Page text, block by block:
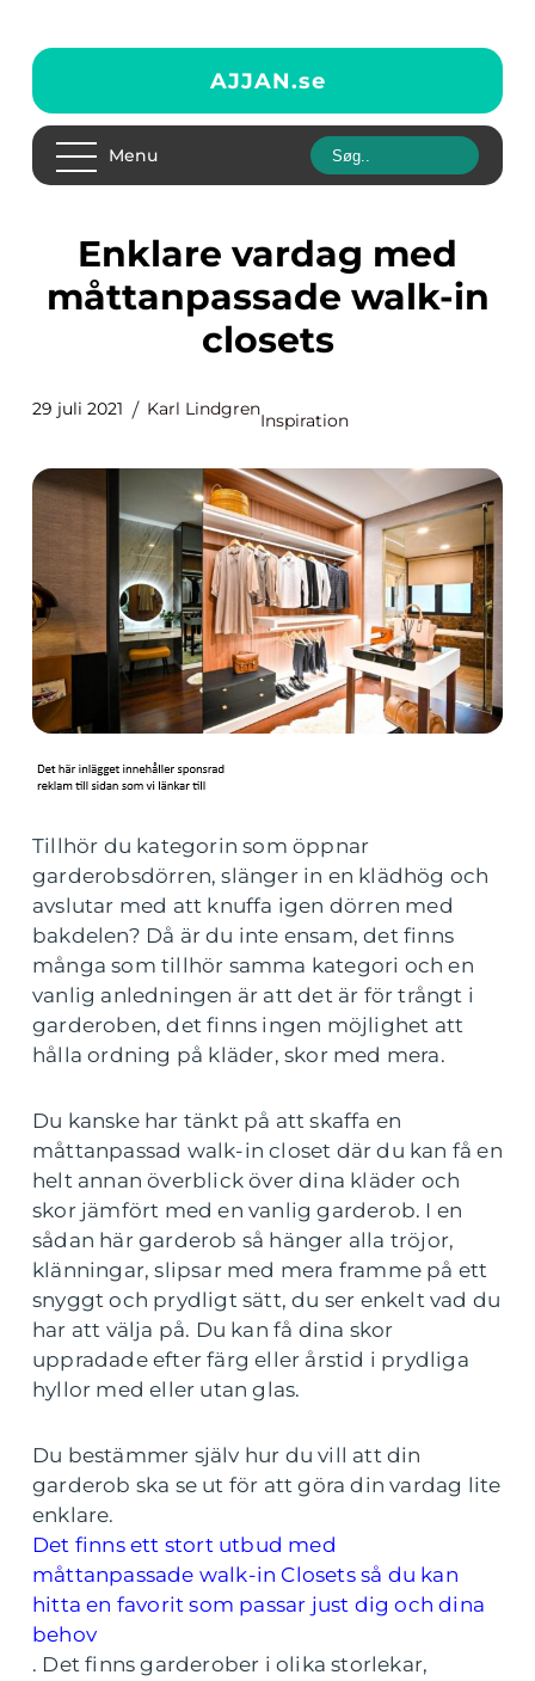
AJJAN.se
Menu
Enklare vardag med
måttanpassade walk-in
closets
29 juli 2021 Karl Lindgren
Inspiration
Tillhör du kategorin som öppnar
garderobsdörren, slänger in en klädhög och
avslutar med att knuffa igen dörren med
bakdelen? Då är du inte ensam, det finns
många som tillhör samma kategori och en
vanlig anledningen är att det är för trångt i
garderoben, det finns ingen möjlighet att
hålla ordning på kläder, skor med mera.
Du kanske har tänkt på att skaffa en
måttanpassad walk-in closet där du kan få en
helt annan överblick över dina kläder och
skor jämfört med en vanlig garderob. I en
sådan här garderob så hänger alla tröjor,
klänningar, slipsar med mera framme på ett
snyggt och prydligt sätt, du ser enkelt vad du
har att välja på. Du kan få dina skor
uppradade efter färg eller årstid i prydliga
hyllor med eller utan glas.
Du bestämmer själv hur du vill att din
garderob ska se ut för att göra din vardag lite
enklare.
Det finns ett stort utbud med
måttanpassade walk-in Closets så du kan
hitta en favorit som passar just dig och dina
behov
. Det finns garderober i olika storlekar,